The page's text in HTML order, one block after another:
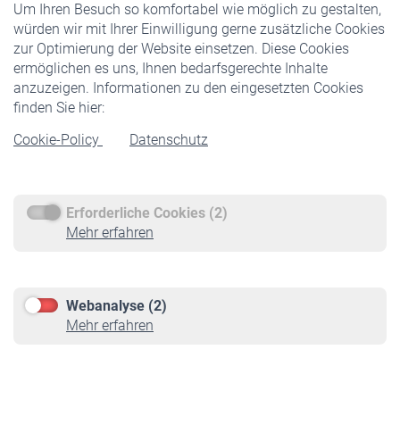
Um Ihren Besuch so komfortabel wie möglich zu gestalten,
würden wir mit Ihrer Einwilligung gerne zusätzliche Cookies
zur Optimierung der Website einsetzen. Diese Cookies
ermöglichen es uns, Ihnen bedarfsgerechte Inhalte
anzuzeigen. Informationen zu den eingesetzten Cookies
finden Sie hier:
Cookie-Policy
Datenschutz
Erforderliche Cookies (2)
Mehr erfahren
Webanalyse (2)
Mehr erfahren
Staatliche Förderung
Veranstaltungen
Rentner
Rentenbeginn
Rente beantragen
Service
Informationen
Online-Rechner
VBLnewsletter